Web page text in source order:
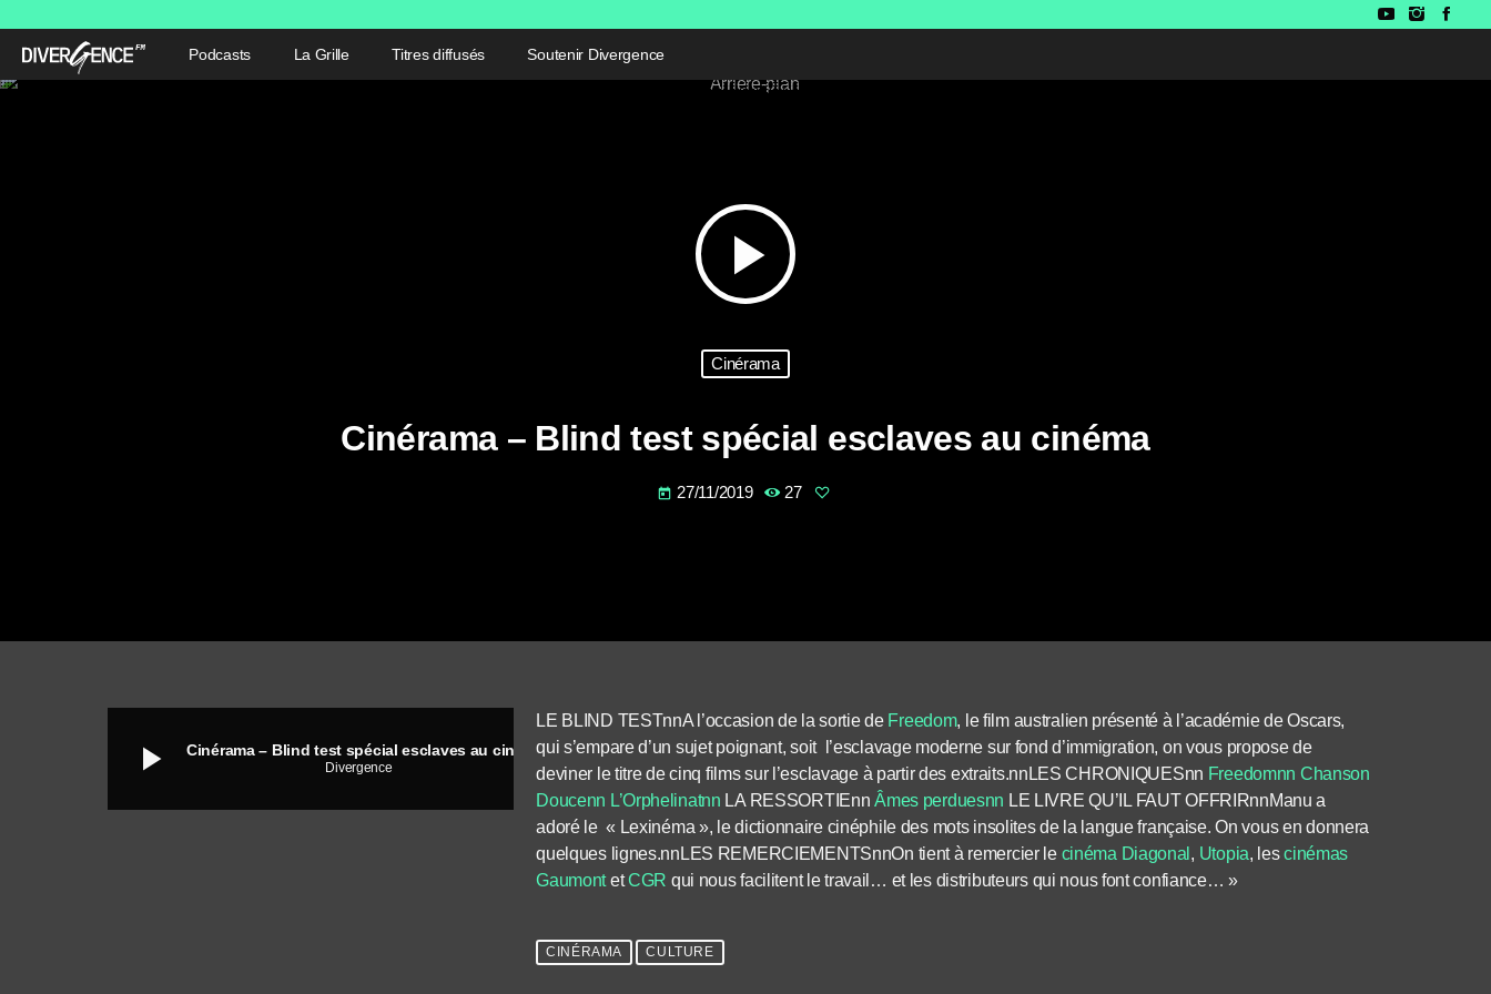
Podcasts La Grille Titres diffusés Soutenir Divergence
play_arrow
Cinérama
Cinérama – Blind test spécial esclaves au cinéma
today 27/11/2019 27
play_arrow Divergence
LE BLIND TESTnnA l’occasion de la sortie de Freedom, le film australien présenté à l’académie de Oscars,
qui s’empare d’un sujet poignant, soit l’esclavage moderne sur fond d’immigration, on vous propose de
deviner le titre de cinq films sur l’esclavage à partir des extraits.nnLES CHRONIQUESnn Freedomnn Chanson
Doucenn L’Orphelinatnn LA RESSORTIEnnÂmes perduesnn LE LIVRE QU’IL FAUT OFFRIRnnManu a
adoré le « Lexinéma », le dictionnaire cinéphile des mots insolites de la langue française. On vous en donnera
quelques lignes.nnLES REMERCIEMENTSnnOn tient à remercier le cinéma Diagonal , Utopia, lescinémas
GaumontetCGR qui nous facilitent le travail… et les distributeurs qui nous font confiance… »
CINÉRAMA CULTURE